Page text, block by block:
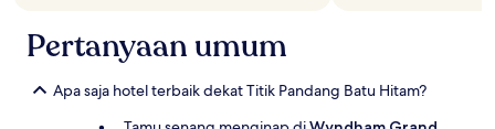
Pertanyaan umum
Apa saja hotel terbaik dekat Titik Pandang Batu Hitam?